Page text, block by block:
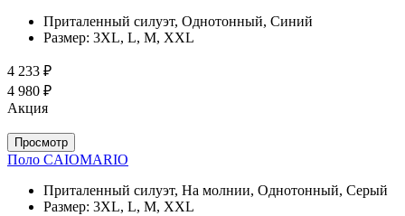
Приталенный силуэт, Однотонный, Синий
Размер: 3XL, L, M, XXL
4 233 ₽
4 980 ₽
Акция
Просмотр
Поло CAIOMARIO
Приталенный силуэт, На молнии, Однотонный, Серый
Размер: 3XL, L, M, XXL